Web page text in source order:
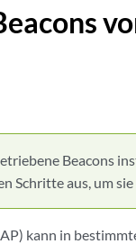
Beacons
Schritte aus, um
kann in